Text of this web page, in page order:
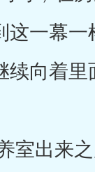
这一幕
向着里
出来之